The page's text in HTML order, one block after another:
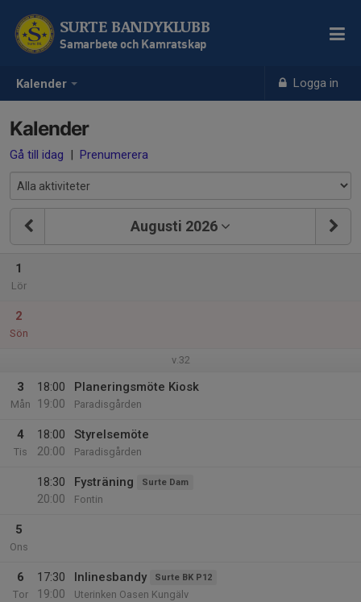
Kalender Logga in
SURTE BANDYKLUBB
Samarbete och Kamratskap
Kalender
Gå till idag | Prenumerera
Augusti 2026
1
Lör
2
Sön
v.32
3
Mån
18:00
19:00
Planeringsmöte Kiosk
Paradisgården
4
Tis
18:00
20:00
Styrelsemöte
Paradisgården
18:30
20:00
Fysträning Surte Dam
Fontin
5
Ons
6
Tor
17:30
19:00
Inlinesbandy Surte BK P12
Uterinken Oasen Kungälv